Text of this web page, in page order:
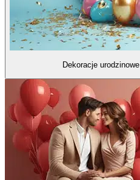
Dekoracje urodzinowe